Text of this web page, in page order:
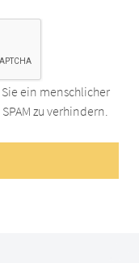
ein menschlicher
zu verhindern.